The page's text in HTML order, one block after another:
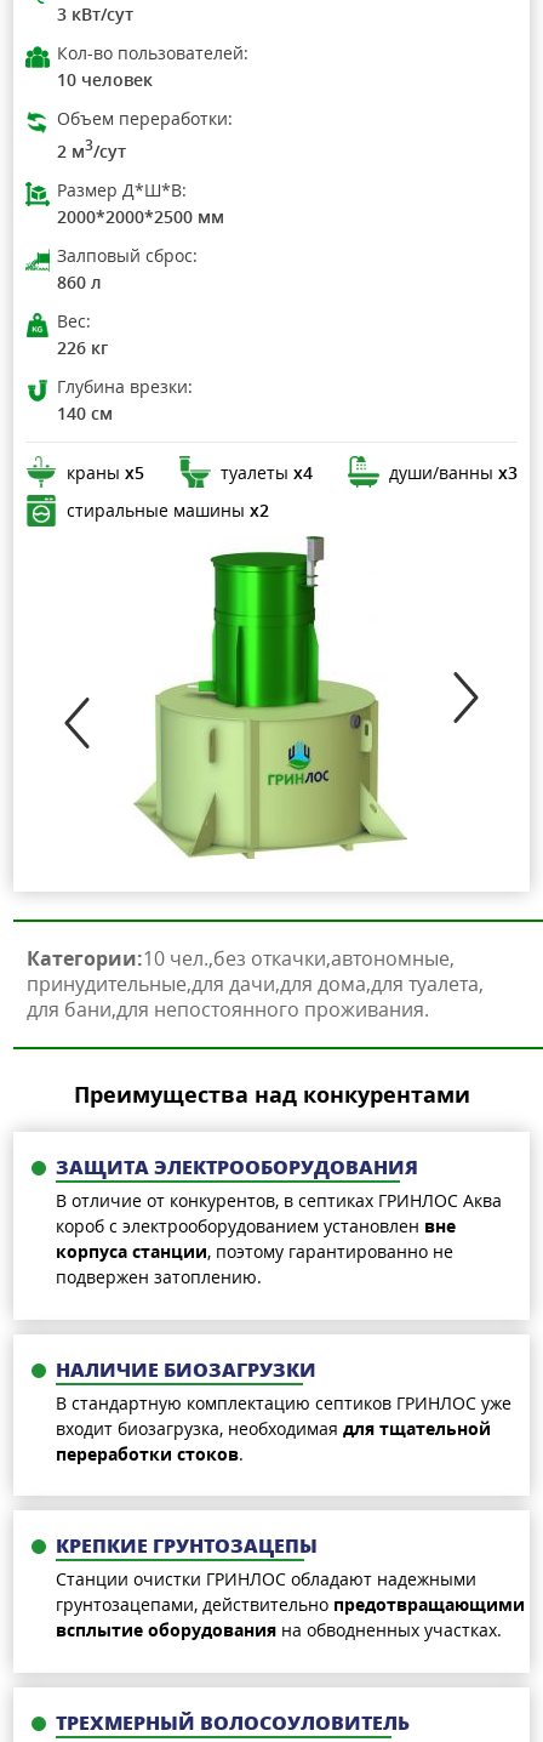
3 кВт/сут
Кол-во пользователей:
10 человек
Объем переработки:
2 м3/сут
Размер Д*Ш*В:
2000*2000*2500 мм
Залповый сброс:
860 л
Вес:
226 кг
Глубина врезки:
140 см
краны х5 туалеты х4 души/ванны х3
стиральные машины х2
Категории:10 чел. без откачки автономные
принудительные для дачи для дома для туалета
для бани для непостоянного проживания
Преимущества над конкурентами
ЗАЩИТА ЭЛЕКТРООБОРУДОВАНИЯ
В отличие от конкурентов, в септиках ГРИНЛОС Аква
короб с электрооборудованием установлен вне
корпуса станции, поэтому гарантированно не
подвержен затоплению.
НАЛИЧИЕ БИОЗАГРУЗКИ
В стандартную комплектацию септиков ГРИНЛОС уже
входит биозагрузка, необходимая для тщательной
переработки стоков.
КРЕПКИЕ ГРУНТОЗАЦЕПЫ
Станции очистки ГРИНЛОС обладают надежными
грунтозацепами, действительно предотвращающими
всплытие оборудования на обводненных участках.
ТРЕХМЕРНЫЙ ВОЛОСОУЛОВИТЕЛЬ